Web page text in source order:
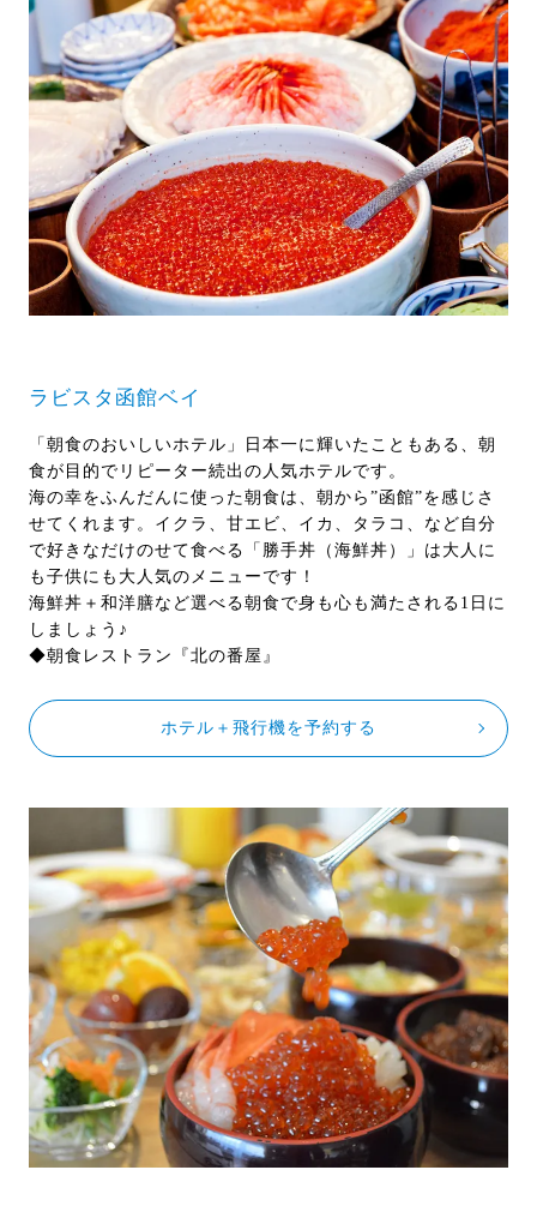
ラビスタ函館ベイ
「朝食のおいしいホテル」日本一に輝いたこともある、朝
食が目的でリピーター続出の人気ホテルです。
海の幸をふんだんに使った朝食は、朝から”函館”を感じさ
せてくれます。イクラ、甘エビ、イカ、タラコ、など自分
で好きなだけのせて食べる「勝手丼（海鮮丼）」は大人に
も子供にも大人気のメニューです！
海鮮丼＋和洋膳など選べる朝食で身も心も満たされる1日に
しましょう♪
◆朝食レストラン『北の番屋』
ホテル＋飛行機を予約する